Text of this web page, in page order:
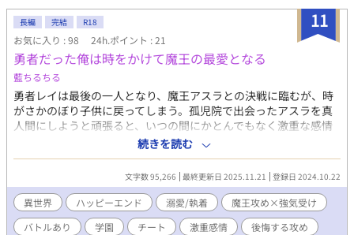
いる仲間は元恋人の声そっくりな攻略キャラクターと、汚喘ぎん
ほぉ系悪役顔中年カップルだった。 ……離れよう。 そう決意を新
たにしていたら、昔の屑系元彼も転生していて、あまり会いたく
なかった肝心のヒロイン(♂)はチュートリアルセッ●スならぬ敗
北セッ●ス中(異種姦)だった。 この世界、本当に何なの！？ おま
けにスケベするまで出られない部屋で３Ｐとか、マジ勘弁してく
れ！ 表紙絵はAI生成したものですが、ちょいちょい反逆にあい、
一番マシなこれに落ち着きました。 そばかすがログアウトしてお
りますが、心の目で追加していただけると有難いです。
11
長編 完結 R18
お気に入り : 98 24h.ポイント : 21
勇者だった俺は時をかけて魔王の最愛となる
藍ちるちる
勇者レイは最後の一人となり、魔王アスラとの決戦に臨むが、時
がさかのぼり子供に戻ってしまう。孤児院で出会ったアスラを真
人間にしようと頑張ると、いつの間にかとんでもなく激重な感情
を抱かれていた話。執着魔王✕男前勇者。ヤンデレ。残酷な描写
あり。 別サイトに投稿していた内容を改稿。BL大賞に参加中。応
援いただけると喜びます。
続きを読む
文字数 95,266 最終更新日 2025.11.21 登録日 2024.10.22
異世界 ハッピーエンド 溺愛/執着
魔王攻め×強気受け
バトルあり
学園 チート 激重感情
後悔する攻め